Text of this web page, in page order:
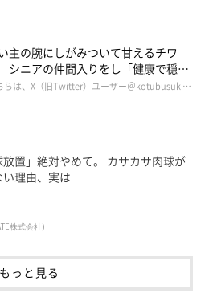
ていると言うことは、お散歩が足り
びり歩いて休憩も挟みつつの47分と
ちょうど良いかも。（今月の回数が
のスタートボタンをタップするの
ていないから。）
主の腕にしがみついて甘えるチワ
ニアの仲間入りをし「健康で穏や
暮らしが続いてほしい」と願う
らは、X（旧Twitter）ユーザー＠kotubusuk …
放置」絶対やめて。 カサカサ肉球が
い理由、実は...
株式会社)
もっと見る